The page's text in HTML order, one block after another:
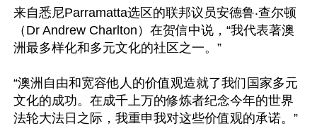
来自悉尼Parramatta选区的联邦议员安德鲁‧查尔顿
（Dr Andrew Charlton）在贺信中说，“我代表著澳
洲最多样化和多元文化的社区之一。”
“澳洲自由和宽容他人的价值观造就了我们国家多元
文化的成功。在成千上万的修炼者纪念今年的世界
法轮大法日之际，我重申我对这些价值观的承诺。”